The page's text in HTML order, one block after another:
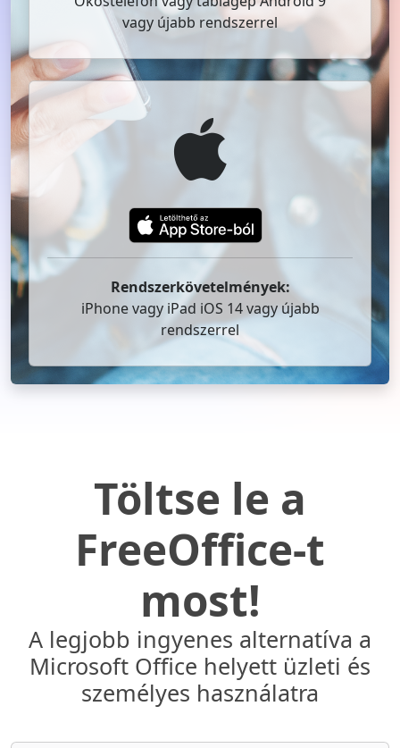
vagy újabb rendszerrel
Rendszerkövetelmények:
iPhone vagy iPad iOS 14 vagy újabb
rendszerrel
Töltse le a
FreeOffice-t
most!
A legjobb ingyenes alternatíva a
Microsoft Office helyett üzleti és
személyes használatra